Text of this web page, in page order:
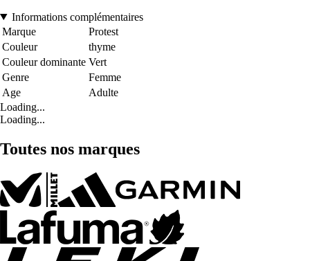
Informations complémentaires
Marque
Protest
Couleur
thyme
Couleur dominante Vert
Genre
Femme
Age
Adulte
Loading...
Loading...
Toutes nos marques